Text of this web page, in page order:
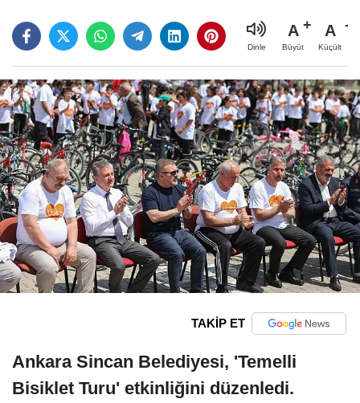
Dinle
A
Büyüt
A
Küçült
TAKİP ET
Ankara Sincan Belediyesi, 'Temelli
Bisiklet Turu' etkinliğini düzenledi.